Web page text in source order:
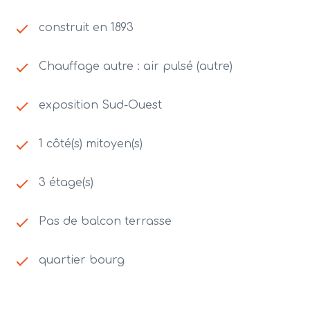
construit en 1893
Chauffage autre : air pulsé (autre)
exposition Sud-Ouest
1 côté(s) mitoyen(s)
3 étage(s)
Pas de balcon terrasse
quartier bourg